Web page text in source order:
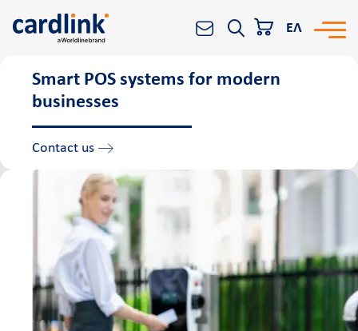
Solutions
e-Commerce
Acquiring services
Reporting & Analytics
Worldline All-in-One platform
Banks and Financial Institutions
POS
Cardlink POS
Search
ΕΛ
Smart POS systems for modern
businesses
Contact us